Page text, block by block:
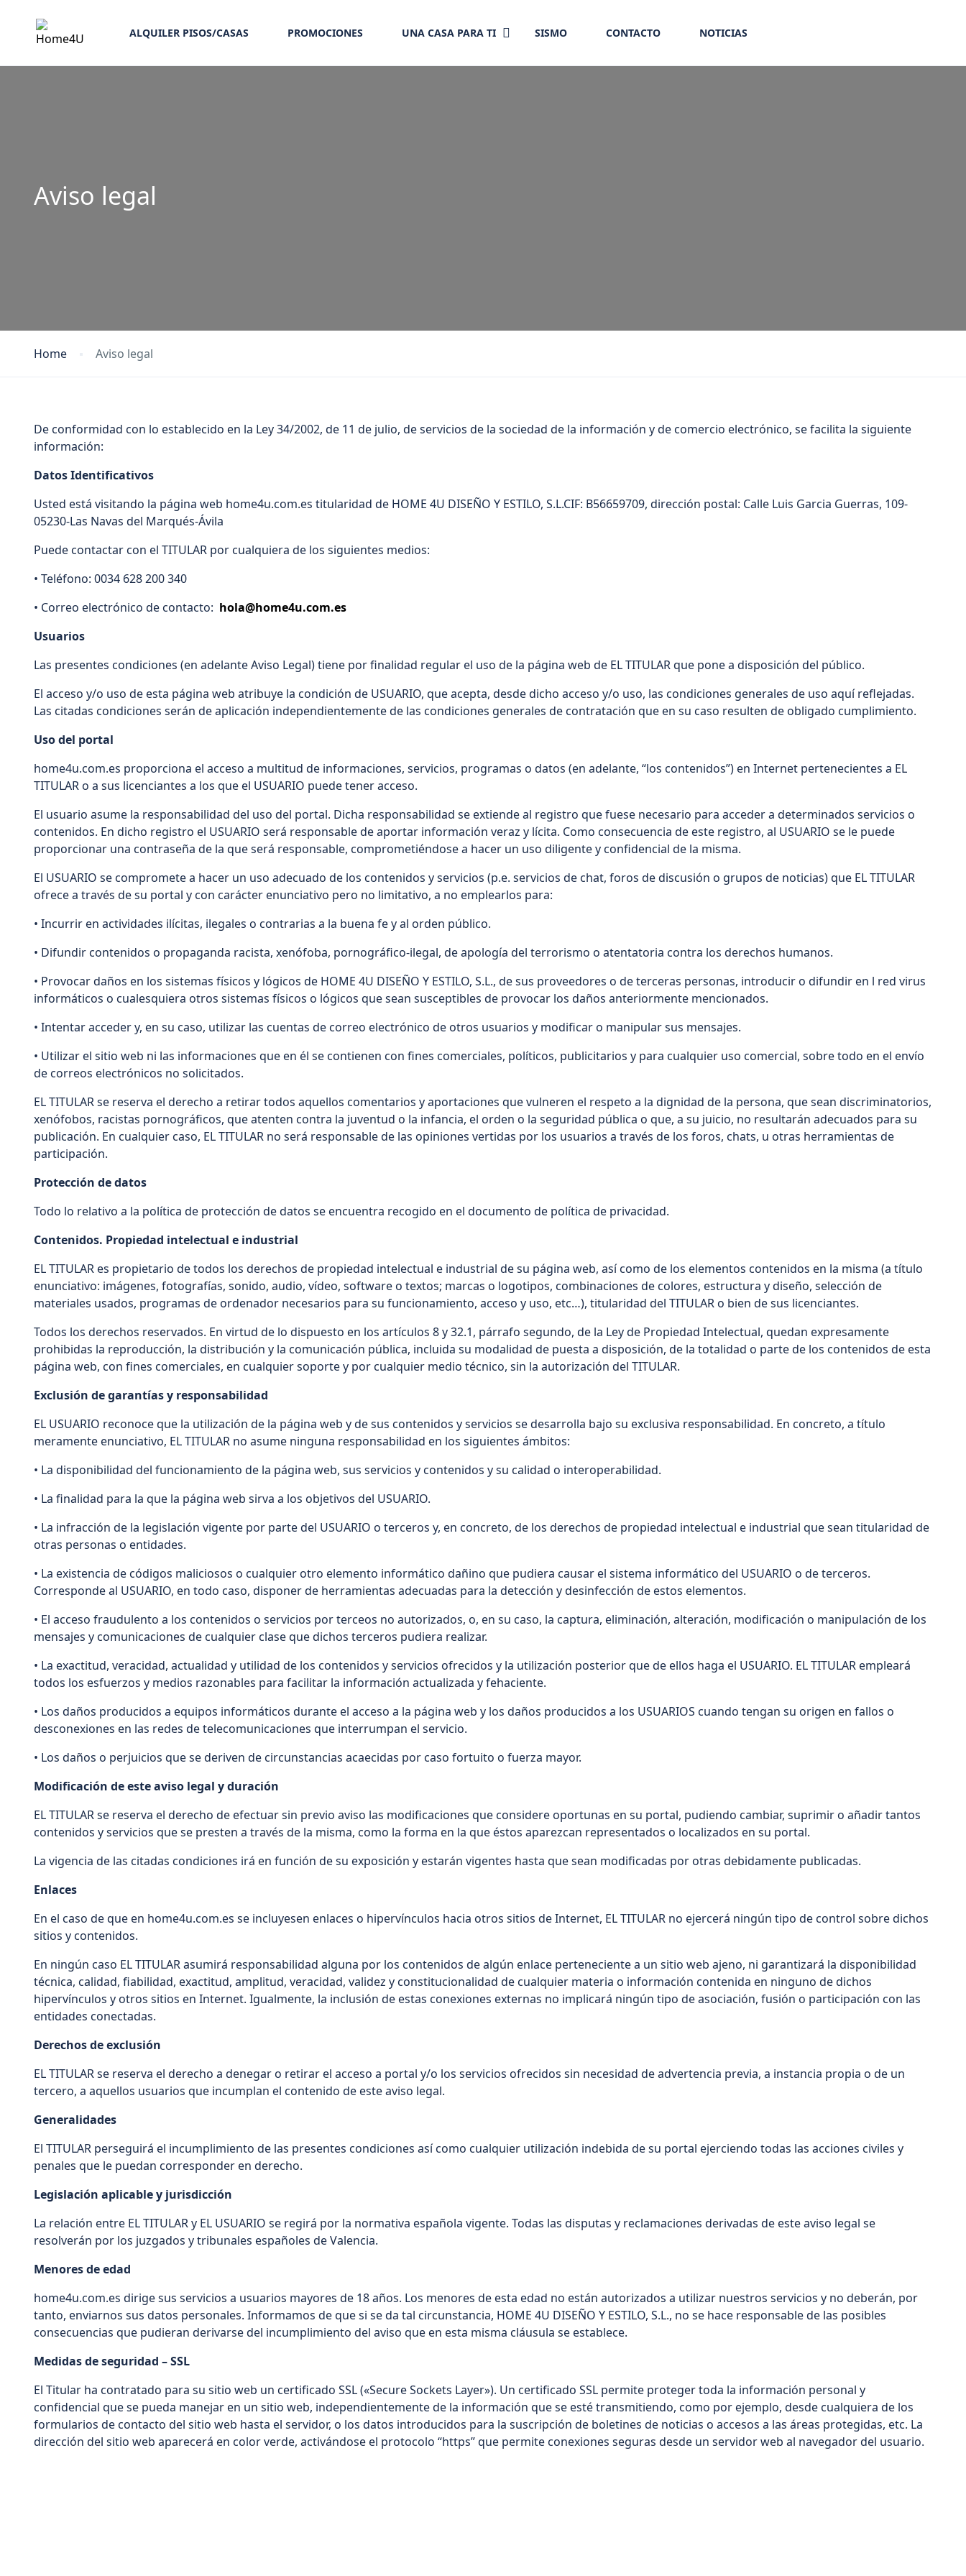
ALQUILER PISOS/CASAS PROMOCIONES UNA CASA PARA TI SISMO CONTACTO NOTICIAS
Aviso legal
Home Aviso legal
De conformidad con lo establecido en la Ley 34/2002, de 11 de julio, de servicios de la sociedad de la información y de comercio electrónico, se facilita la siguiente
información:
Datos Identificativos
Usted está visitando la página web home4u.com.es titularidad de HOME 4U DISEÑO Y ESTILO, S.L.CIF: B56659709, dirección postal: Calle Luis Garcia Guerras, 109-
05230-Las Navas del Marqués-Ávila
Puede contactar con el TITULAR por cualquiera de los siguientes medios:
• Teléfono: 0034 628 200 340
• Correo electrónico de contacto: hola@home4u.com.es
Usuarios
Las presentes condiciones (en adelante Aviso Legal) tiene por finalidad regular el uso de la página web de EL TITULAR que pone a disposición del público.
El acceso y/o uso de esta página web atribuye la condición de USUARIO, que acepta, desde dicho acceso y/o uso, las condiciones generales de uso aquí reflejadas.
Las citadas condiciones serán de aplicación independientemente de las condiciones generales de contratación que en su caso resulten de obligado cumplimiento.
Uso del portal
home4u.com.es proporciona el acceso a multitud de informaciones, servicios, programas o datos (en adelante, “los contenidos”) en Internet pertenecientes a EL
TITULAR o a sus licenciantes a los que el USUARIO puede tener acceso.
El usuario asume la responsabilidad del uso del portal. Dicha responsabilidad se extiende al registro que fuese necesario para acceder a determinados servicios o
contenidos. En dicho registro el USUARIO será responsable de aportar información veraz y lícita. Como consecuencia de este registro, al USUARIO se le puede
proporcionar una contraseña de la que será responsable, comprometiéndose a hacer un uso diligente y confidencial de la misma.
El USUARIO se compromete a hacer un uso adecuado de los contenidos y servicios (p.e. servicios de chat, foros de discusión o grupos de noticias) que EL TITULAR
ofrece a través de su portal y con carácter enunciativo pero no limitativo, a no emplearlos para:
• Incurrir en actividades ilícitas, ilegales o contrarias a la buena fe y al orden público.
• Difundir contenidos o propaganda racista, xenófoba, pornográfico-ilegal, de apología del terrorismo o atentatoria contra los derechos humanos.
• Provocar daños en los sistemas físicos y lógicos de HOME 4U DISEÑO Y ESTILO, S.L., de sus proveedores o de terceras personas, introducir o difundir en l red virus
informáticos o cualesquiera otros sistemas físicos o lógicos que sean susceptibles de provocar los daños anteriormente mencionados.
• Intentar acceder y, en su caso, utilizar las cuentas de correo electrónico de otros usuarios y modificar o manipular sus mensajes.
• Utilizar el sitio web ni las informaciones que en él se contienen con fines comerciales, políticos, publicitarios y para cualquier uso comercial, sobre todo en el envío
de correos electrónicos no solicitados.
EL TITULAR se reserva el derecho a retirar todos aquellos comentarios y aportaciones que vulneren el respeto a la dignidad de la persona, que sean discriminatorios,
xenófobos, racistas pornográficos, que atenten contra la juventud o la infancia, el orden o la seguridad pública o que, a su juicio, no resultarán adecuados para su
publicación. En cualquier caso, EL TITULAR no será responsable de las opiniones vertidas por los usuarios a través de los foros, chats, u otras herramientas de
participación.
Protección de datos
Todo lo relativo a la política de protección de datos se encuentra recogido en el documento de política de privacidad.
Contenidos. Propiedad intelectual e industrial
EL TITULAR es propietario de todos los derechos de propiedad intelectual e industrial de su página web, así como de los elementos contenidos en la misma (a título
enunciativo: imágenes, fotografías, sonido, audio, vídeo, software o textos; marcas o logotipos, combinaciones de colores, estructura y diseño, selección de
materiales usados, programas de ordenador necesarios para su funcionamiento, acceso y uso, etc…), titularidad del TITULAR o bien de sus licenciantes.
Todos los derechos reservados. En virtud de lo dispuesto en los artículos 8 y 32.1, párrafo segundo, de la Ley de Propiedad Intelectual, quedan expresamente
prohibidas la reproducción, la distribución y la comunicación pública, incluida su modalidad de puesta a disposición, de la totalidad o parte de los contenidos de esta
página web, con fines comerciales, en cualquier soporte y por cualquier medio técnico, sin la autorización del TITULAR.
Exclusión de garantías y responsabilidad
EL USUARIO reconoce que la utilización de la página web y de sus contenidos y servicios se desarrolla bajo su exclusiva responsabilidad. En concreto, a título
meramente enunciativo, EL TITULAR no asume ninguna responsabilidad en los siguientes ámbitos:
• La disponibilidad del funcionamiento de la página web, sus servicios y contenidos y su calidad o interoperabilidad.
• La finalidad para la que la página web sirva a los objetivos del USUARIO.
• La infracción de la legislación vigente por parte del USUARIO o terceros y, en concreto, de los derechos de propiedad intelectual e industrial que sean titularidad de
otras personas o entidades.
• La existencia de códigos maliciosos o cualquier otro elemento informático dañino que pudiera causar el sistema informático del USUARIO o de terceros.
Corresponde al USUARIO, en todo caso, disponer de herramientas adecuadas para la detección y desinfección de estos elementos.
• El acceso fraudulento a los contenidos o servicios por terceos no autorizados, o, en su caso, la captura, eliminación, alteración, modificación o manipulación de los
mensajes y comunicaciones de cualquier clase que dichos terceros pudiera realizar.
• La exactitud, veracidad, actualidad y utilidad de los contenidos y servicios ofrecidos y la utilización posterior que de ellos haga el USUARIO. EL TITULAR empleará
todos los esfuerzos y medios razonables para facilitar la información actualizada y fehaciente.
• Los daños producidos a equipos informáticos durante el acceso a la página web y los daños producidos a los USUARIOS cuando tengan su origen en fallos o
desconexiones en las redes de telecomunicaciones que interrumpan el servicio.
• Los daños o perjuicios que se deriven de circunstancias acaecidas por caso fortuito o fuerza mayor.
Modificación de este aviso legal y duración
EL TITULAR se reserva el derecho de efectuar sin previo aviso las modificaciones que considere oportunas en su portal, pudiendo cambiar, suprimir o añadir tantos
contenidos y servicios que se presten a través de la misma, como la forma en la que éstos aparezcan representados o localizados en su portal.
La vigencia de las citadas condiciones irá en función de su exposición y estarán vigentes hasta que sean modificadas por otras debidamente publicadas.
Enlaces
En el caso de que en home4u.com.es se incluyesen enlaces o hipervínculos hacia otros sitios de Internet, EL TITULAR no ejercerá ningún tipo de control sobre dichos
sitios y contenidos.
En ningún caso EL TITULAR asumirá responsabilidad alguna por los contenidos de algún enlace perteneciente a un sitio web ajeno, ni garantizará la disponibilidad
técnica, calidad, fiabilidad, exactitud, amplitud, veracidad, validez y constitucionalidad de cualquier materia o información contenida en ninguno de dichos
hipervínculos y otros sitios en Internet. Igualmente, la inclusión de estas conexiones externas no implicará ningún tipo de asociación, fusión o participación con las
entidades conectadas.
Derechos de exclusión
EL TITULAR se reserva el derecho a denegar o retirar el acceso a portal y/o los servicios ofrecidos sin necesidad de advertencia previa, a instancia propia o de un
tercero, a aquellos usuarios que incumplan el contenido de este aviso legal.
Generalidades
El TITULAR perseguirá el incumplimiento de las presentes condiciones así como cualquier utilización indebida de su portal ejerciendo todas las acciones civiles y
penales que le puedan corresponder en derecho.
Legislación aplicable y jurisdicción
La relación entre EL TITULAR y EL USUARIO se regirá por la normativa española vigente. Todas las disputas y reclamaciones derivadas de este aviso legal se
resolverán por los juzgados y tribunales españoles de Valencia.
Menores de edad
home4u.com.es dirige sus servicios a usuarios mayores de 18 años. Los menores de esta edad no están autorizados a utilizar nuestros servicios y no deberán, por
tanto, enviarnos sus datos personales. Informamos de que si se da tal circunstancia, HOME 4U DISEÑO Y ESTILO, S.L., no se hace responsable de las posibles
consecuencias que pudieran derivarse del incumplimiento del aviso que en esta misma cláusula se establece.
Medidas de seguridad – SSL
El Titular ha contratado para su sitio web un certificado SSL («Secure Sockets Layer»). Un certificado SSL permite proteger toda la información personal y
confidencial que se pueda manejar en un sitio web, independientemente de la información que se esté transmitiendo, como por ejemplo, desde cualquiera de los
formularios de contacto del sitio web hasta el servidor, o los datos introducidos para la suscripción de boletines de noticias o accesos a las áreas protegidas, etc. La
dirección del sitio web aparecerá en color verde, activándose el protocolo “https” que permite conexiones seguras desde un servidor web al navegador del usuario.